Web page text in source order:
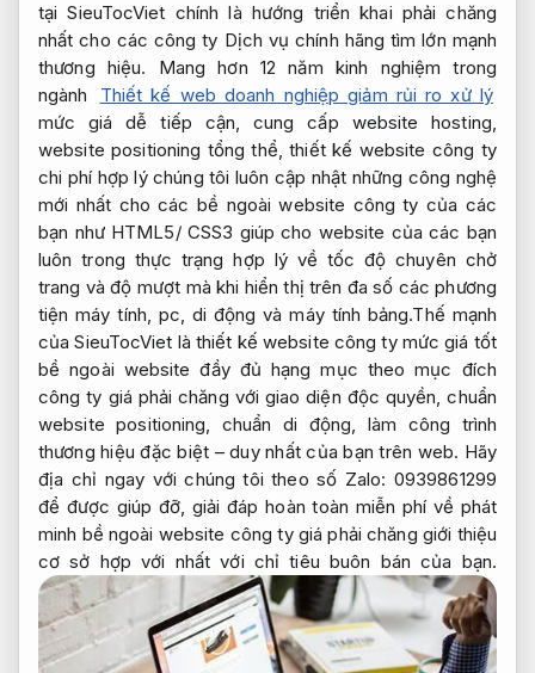
tại SieuTocViet chính là hướng triển khai phải chăng
nhất cho các công ty Dịch vụ chính hãng tìm lớn mạnh
thương hiệu. Mang hơn 12 năm kinh nghiệm trong
ngành
Thiết kế web doanh nghiệp giảm rủi ro xử lý
mức giá dễ tiếp cận, cung cấp website hosting,
website positioning tổng thể, thiết kế website công ty
chi phí hợp lý chúng tôi luôn cập nhật những công nghệ
mới nhất cho các bề ngoài website công ty của các
bạn như HTML5/ CSS3 giúp cho website của các bạn
luôn trong thực trạng hợp lý về tốc độ chuyên chở
trang và độ mượt mà khi hiển thị trên đa số các phương
tiện máy tính, pc, di động và máy tính bảng.Thế mạnh
của SieuTocViet là thiết kế website công ty mức giá tốt
bề ngoài website đầy đủ hạng mục theo mục đích
công ty giá phải chăng với giao diện độc quyền, chuẩn
website positioning, chuẩn di động, làm công trình
thương hiệu đặc biệt – duy nhất của bạn trên web. Hãy
địa chỉ ngay với chúng tôi theo số Zalo: 0939861299
để được giúp đỡ, giải đáp hoàn toàn miễn phí về phát
minh bề ngoài website công ty giá phải chăng giới thiệu
cơ sở hợp với nhất với chỉ tiêu buôn bán của bạn.